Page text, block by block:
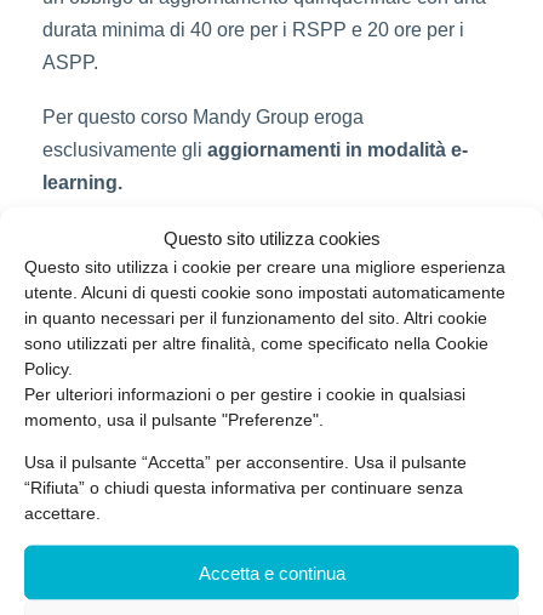
Questo sito utilizza cookies
Questo sito utilizza i cookie per creare una migliore esperienza
utente. Alcuni di questi cookie sono impostati automaticamente
in quanto necessari per il funzionamento del sito. Altri cookie
sono utilizzati per altre finalità, come specificato nella Cookie
Policy.
Per ulteriori informazioni o per gestire i cookie in qualsiasi
momento, usa il pulsante "Preferenze".
Usa il pulsante “Accetta” per acconsentire. Usa il pulsante
“Rifiuta” o chiudi questa informativa per continuare senza
accettare.
Accetta e continua
durata minima di 40 ore per i RSPP e 20 ore per i
ASPP.
Per questo corso Mandy Group eroga
esclusivamente gli aggiornamenti in modalità e-
learning.